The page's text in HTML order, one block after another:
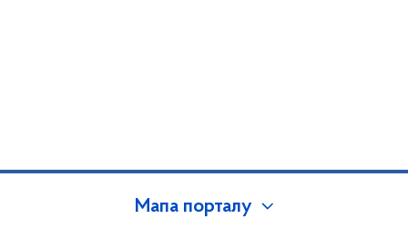
Мапа порталу